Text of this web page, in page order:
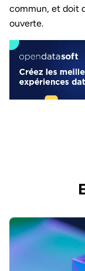
commun, et doit
ouverte.